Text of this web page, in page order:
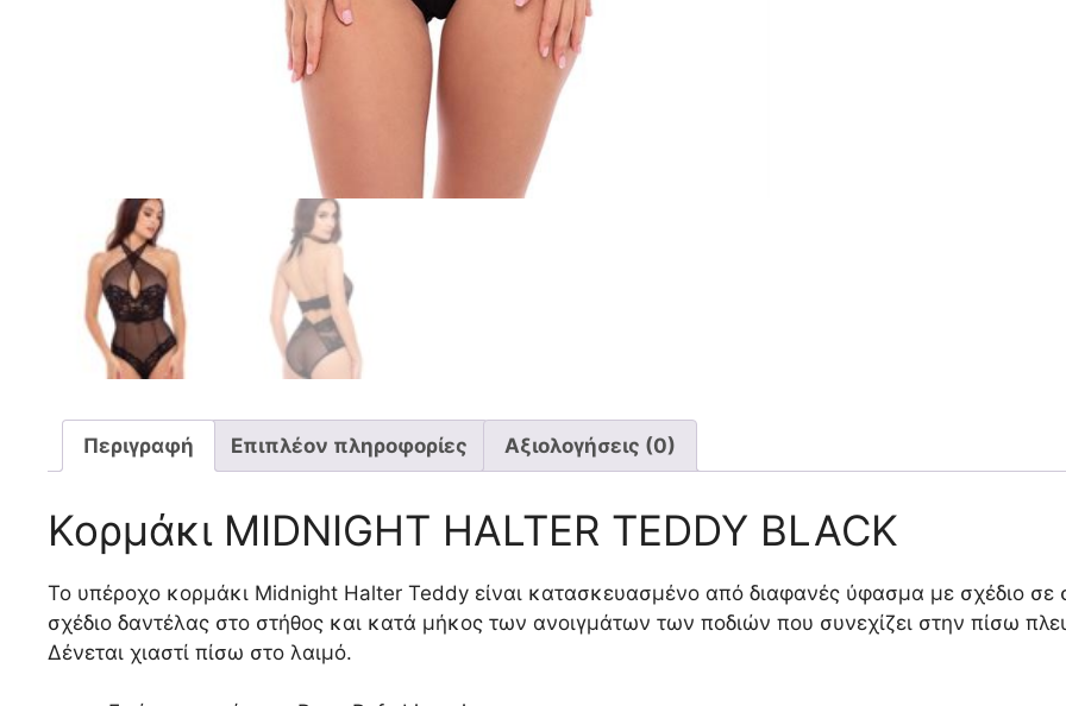
Περιγραφή Επιπλέον πληροφορίες Αξιολογήσεις (0)
Κορμάκι MIDNIGHT HALTER TEDDY BLACK
Το υπέροχο κορμάκι Midnight Halter Teddy είναι κατασκευασμένο από διαφανές ύφασμα με σχέδιο σε
σχέδιο δαντέλας στο στήθος και κατά μήκος των ανοιγμάτων των ποδιών που συνεχίζει στην πίσω
Δένεται χιαστί πίσω στο λαιμό.